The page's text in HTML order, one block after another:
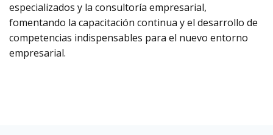
especializados y la consultoría empresarial,
fomentando la capacitación continua y el desarrollo de
competencias indispensables para el nuevo entorno
empresarial.